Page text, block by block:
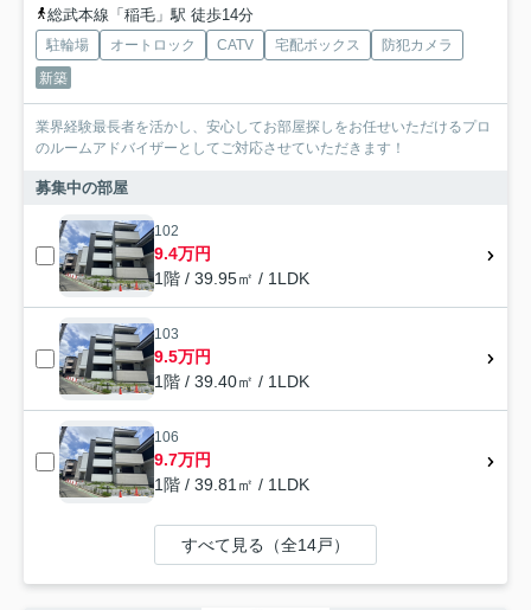
総武本線「稲毛」駅 徒歩14分
駐輪場 オートロック CATV 宅配ボックス
防犯カメラ
新築
業界経験最長者を活かし、安心してお部屋探しをお任せいただけるプロ
のルームアドバイザーとしてご対応させていただきます！
募集中の部屋
102
9.4万円
1階 / 39.95㎡ / 1LDK
103
9.5万円
1階 / 39.40㎡ / 1LDK
106
9.7万円
1階 / 39.81㎡ / 1LDK
すべて見る（全14戸）